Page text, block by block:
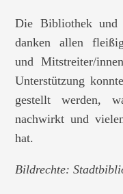
Die Bibliothek und
danken allen
und Mitstreiter/
Unterstützung
gestellt werden,
nachwirkt und
hat.
Bildrechte: